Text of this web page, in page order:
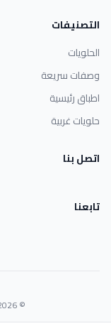
التصنيفات
الحلويات
وصفات سريعة
اطباق رئيسية
حلويات غربية
اتصل بنا
تابعنا
© 2026 Dlwaqty. جميع الحقوق محفوظة.